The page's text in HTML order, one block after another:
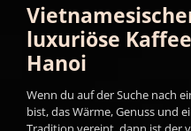
luxuriöse
Hanoi
Wenn du auf der Suche nach
bist, das Wärme, Genuss und